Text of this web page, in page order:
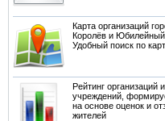
Карта организаций
Королёв и Юбилейный.
Удобный поиск по
Рейтинг организаций и
учреждений,
на основе оценок и
жителей